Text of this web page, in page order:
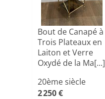
Bout de Canapé à
Trois Plateaux en
Laiton et Verre
Oxydé de la Ma[...]
20ème siècle
2 250 €